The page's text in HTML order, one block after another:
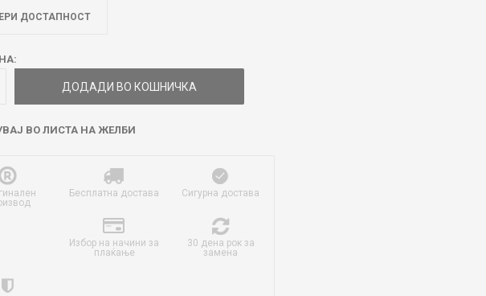
ДОСТАПНОСТ
ДОДАДИ ВО КОШНИЧКА
ВО ЛИСТА НА ЖЕЛБИ
Бесплатна достава Сигурна достава
Избор на начини за
плаќање
30 дена рок за
замена